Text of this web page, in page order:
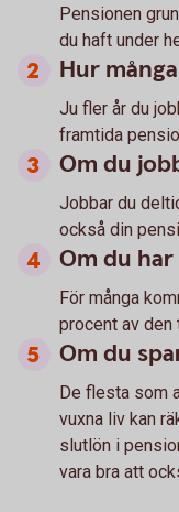
Pensionen
du haft under
Hur
Ju fler år du
framtida
Om du
Jobbar du
också din
Om du
För många
procent av den
Om du
De flesta som
vuxna liv kan
slutlön i
vara bra att